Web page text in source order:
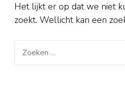
Het lijkt er op dat we niet
zoekt. Wellicht kan een